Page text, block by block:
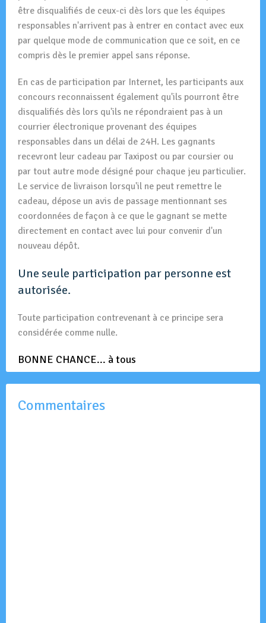
être disqualifiés de ceux-ci dès lors que les équipes
responsables n'arrivent pas à entrer en contact avec eux
par quelque mode de communication que ce soit, en ce
compris dès le premier appel sans réponse.
En cas de participation par Internet, les participants aux
concours reconnaissent également qu'ils pourront être
disqualifiés dès lors qu'ils ne répondraient pas à un
courrier électronique provenant des équipes
responsables dans un délai de 24H. Les gagnants
recevront leur cadeau par Taxipost ou par coursier ou
par tout autre mode désigné pour chaque jeu particulier.
Le service de livraison lorsqu'il ne peut remettre le
cadeau, dépose un avis de passage mentionnant ses
coordonnées de façon à ce que le gagnant se mette
directement en contact avec lui pour convenir d'un
nouveau dépôt.
Une seule participation par personne est
autorisée.
Toute participation contrevenant à ce principe sera
considérée comme nulle.
BONNE CHANCE... à tous
Commentaires